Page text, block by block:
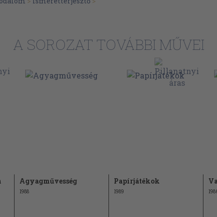
71
A SOROZAT TOVÁBBI MŰVEI
Agyagművesség
1988
Papírjátékok
1989